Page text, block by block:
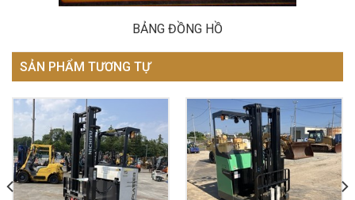
BẢNG ĐỒNG HỒ
SẢN PHẨM TƯƠNG TỰ